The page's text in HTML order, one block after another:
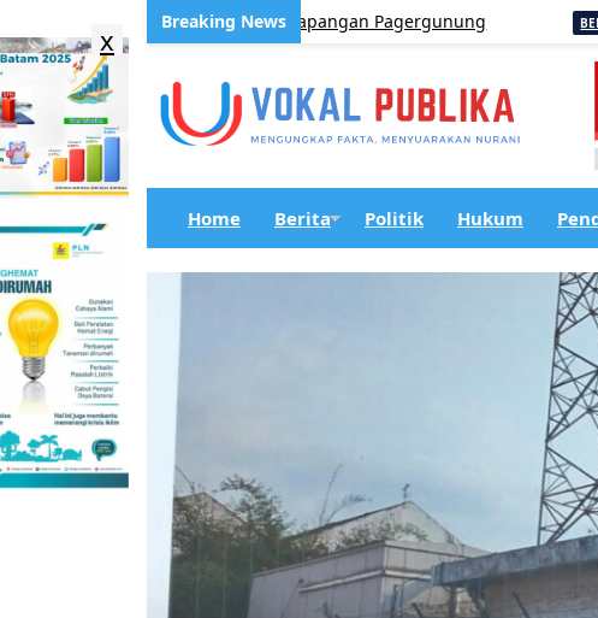
Latihan Paskibra di Lapangan Pagergunung
Home Berita Politik Hukum
x